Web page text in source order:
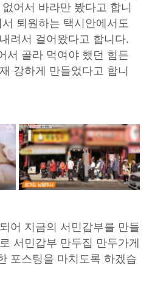
어서 바라만 봤다고 합니
퇴원하는 택시안에서도
려서 걸어왔다고 합니다.
서 골라 먹여야 했던 힘든
강하게 만들었다고 합니
어 지금의 서민갑부를 만들
서민갑부 만두집 만두가게
포스팅을 마치도록 하겠습